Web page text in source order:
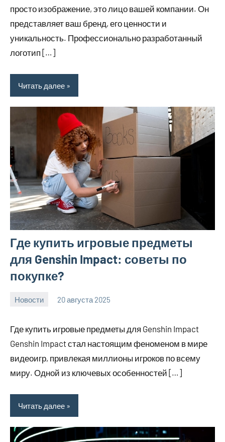
просто изображение, это лицо вашей компании. Он
представляет ваш бренд, его ценности и
уникальность. Профессионально разработанный
логотип […]
Читать далее
Где купить игровые предметы
для Genshin Impact: советы по
покупке?
Новости 20 августа 2025
Где купить игровые предметы для Genshin Impact
Genshin Impact стал настоящим феноменом в мире
видеоигр, привлекая миллионы игроков по всему
миру. Одной из ключевых особенностей […]
Читать далее